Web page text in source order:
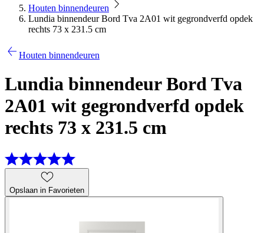
Houten binnendeuren
Lundia binnendeur Bord Tva 2A01 wit gegrondverfd opdek
rechts 73 x 231.5 cm
Houten binnendeuren
Lundia binnendeur Bord Tva
2A01 wit gegrondverfd opdek
rechts 73 x 231.5 cm
Opslaan in Favorieten